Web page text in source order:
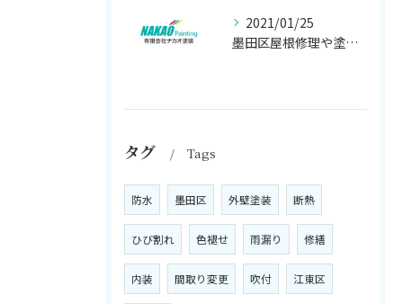
2021/01/25
墨田区屋根修理や塗装工事は、【人気のナカオ塗装へ！】
タグ Tags
防水 墨田区 外壁塗装 断熱
ひび割れ 色褪せ 雨漏り 修繕
内装 間取り変更 吹付 江東区